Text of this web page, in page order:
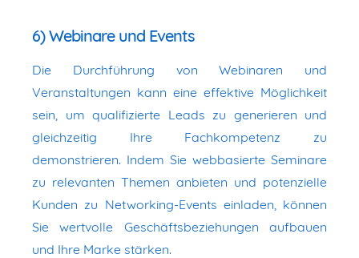
6) Webinare und Events
Die Durchführung von Webinaren und
Veranstaltungen kann eine effektive Möglichkeit
sein, um qualifizierte Leads zu generieren und
gleichzeitig Ihre Fachkompetenz zu
demonstrieren. Indem Sie webbasierte Seminare
zu relevanten Themen anbieten und potenzielle
Kunden zu Networking-Events einladen, können
Sie wertvolle Geschäftsbeziehungen aufbauen
und Ihre Marke stärken.